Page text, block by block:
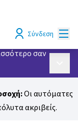
Σύνδεση
σαν
Οι αυτόματες
ακριβείς.